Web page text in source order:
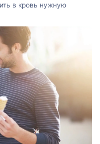
в кровь нужную